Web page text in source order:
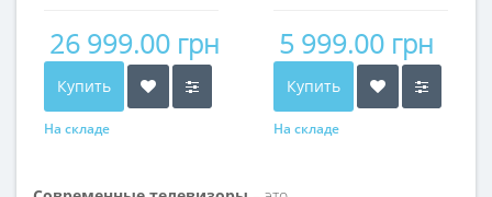
26 999.00 грн
Купить
На складе
5 999.00 грн
Купить
На складе